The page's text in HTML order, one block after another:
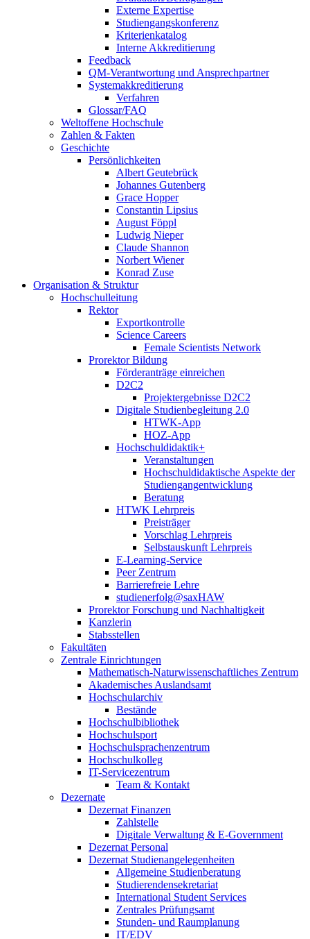
Externe Expertise
Studiengangskonferenz
Kriterienkatalog
Interne Akkreditierung
Feedback
QM-Verantwortung und Ansprechpartner
Systemakkreditierung
Verfahren
Glossar/FAQ
Weltoffene Hochschule
Zahlen & Fakten
Geschichte
Persönlichkeiten
Albert Geutebrück
Johannes Gutenberg
Grace Hopper
Constantin Lipsius
August Föppl
Ludwig Nieper
Claude Shannon
Norbert Wiener
Konrad Zuse
Organisation & Struktur
Hochschulleitung
Rektor
Exportkontrolle
Science Careers
Female Scientists Network
Prorektor Bildung
Förderanträge einreichen
D2C2
Projektergebnisse D2C2
Digitale Studienbegleitung 2.0
HTWK-App
HOZ-App
Hochschuldidaktik+
Veranstaltungen
Hochschuldidaktische Aspekte der
Studiengangentwicklung
Beratung
HTWK Lehrpreis
Preisträger
Vorschlag Lehrpreis
Selbstauskunft Lehrpreis
E-Learning-Service
Peer Zentrum
Barrierefreie Lehre
studienerfolg@saxHAW
Prorektor Forschung und Nachhaltigkeit
Kanzlerin
Stabsstellen
Fakultäten
Zentrale Einrichtungen
Mathematisch-Naturwissenschaftliches Zentrum
Akademisches Auslandsamt
Hochschularchiv
Bestände
Hochschulbibliothek
Hochschulsport
Hochschulsprachenzentrum
Hochschulkolleg
IT-Servicezentrum
Team & Kontakt
Dezernate
Dezernat Finanzen
Zahlstelle
Digitale Verwaltung & E-Government
Dezernat Personal
Dezernat Studienangelegenheiten
Allgemeine Studienberatung
Studierendensekretariat
International Student Services
Zentrales Prüfungsamt
Stunden- und Raumplanung
IT/EDV